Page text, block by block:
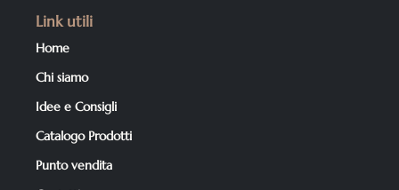
Link utili
Home
Chi siamo
Idee e Consigli
Catalogo Prodotti
Punto vendita